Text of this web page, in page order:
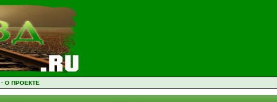
· О ПРОЕКТЕ